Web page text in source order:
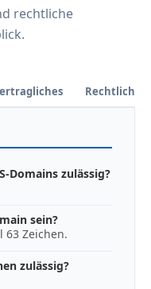
rechtliche
Rechtliches
Domains zulässig?
sein?
63 Zeichen.
zulässig?